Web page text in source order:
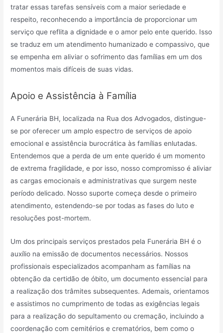
tratar essas tarefas sensíveis com a maior seriedade e
respeito, reconhecendo a importância de proporcionar um
serviço que reflita a dignidade e o amor pelo ente querido. Isso
se traduz em um atendimento humanizado e compassivo, que
se empenha em aliviar o sofrimento das famílias em um dos
momentos mais difíceis de suas vidas.
Apoio e Assistência à Família
A Funerária BH, localizada na Rua dos Advogados, distingue-
se por oferecer um amplo espectro de serviços de apoio
emocional e assistência burocrática às famílias enlutadas.
Entendemos que a perda de um ente querido é um momento
de extrema fragilidade, e por isso, nosso compromisso é aliviar
as cargas emocionais e administrativas que surgem neste
período delicado. Nosso suporte começa desde o primeiro
atendimento, estendendo-se por todas as fases do luto e
resoluções post-mortem.
Um dos principais serviços prestados pela Funerária BH é o
auxílio na emissão de documentos necessários. Nossos
profissionais especializados acompanham as famílias na
obtenção da certidão de óbito, um documento essencial para
a realização dos trâmites subsequentes. Ademais, orientamos
e assistimos no cumprimento de todas as exigências legais
para a realização do sepultamento ou cremação, incluindo a
coordenação com cemitérios e crematórios, bem como o